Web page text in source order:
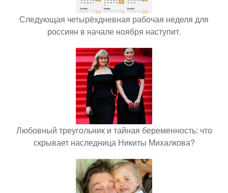
Следующая четырёхдневная рабочая неделя для
россиян в начале ноября наступит.
Любовный треугольник и тайная беременность: что
скрывает наследница Никиты Михалкова?